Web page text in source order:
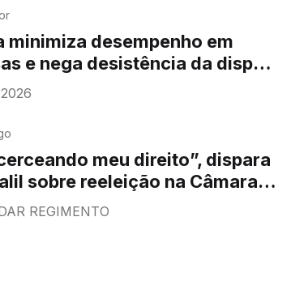
minimiza desempenho em
e nega desistência da disputa
meu direito”, dispara
sobre reeleição na Câmara
REGIMENTO